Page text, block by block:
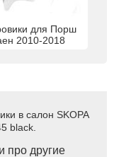
для Порш
2010-2018
в салон SKOPA
black.
про другие